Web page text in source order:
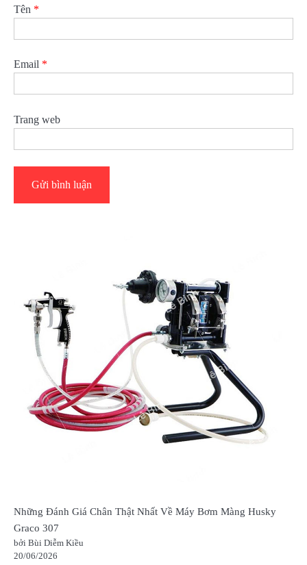
Tên *
Email *
Trang web
Những Đánh Giá Chân Thật Nhất Về Máy Bơm Màng Husky
Graco 307
bởi Bùi Diễm Kiều
20/06/2026